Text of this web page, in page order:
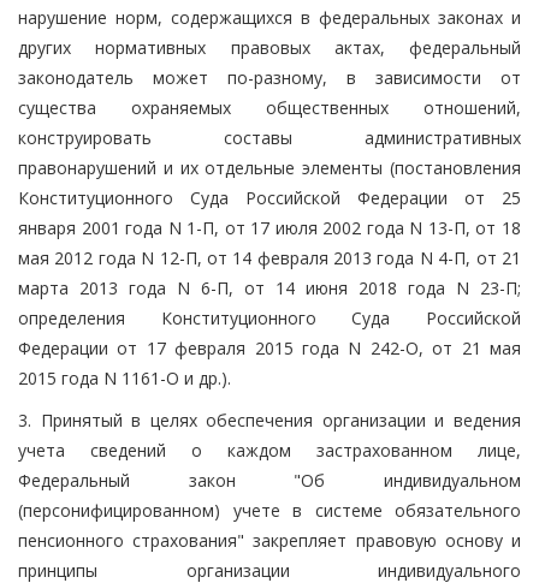
нарушение норм, содержащихся в федеральных законах и
других нормативных правовых актах, федеральный
законодатель может по-разному, в зависимости от
существа охраняемых общественных отношений,
конструировать составы административных
правонарушений и их отдельные элементы (постановления
Конституционного Суда Российской Федерации от 25
января 2001 года N 1-П, от 17 июля 2002 года N 13-П, от 18
мая 2012 года N 12-П, от 14 февраля 2013 года N 4-П, от 21
марта 2013 года N 6-П, от 14 июня 2018 года N 23-П;
определения Конституционного Суда Российской
Федерации от 17 февраля 2015 года N 242-О, от 21 мая
2015 года N 1161-О и др.).
3. Принятый в целях обеспечения организации и ведения
учета сведений о каждом застрахованном лице,
Федеральный закон "Об индивидуальном
(персонифицированном) учете в системе обязательного
пенсионного страхования" закрепляет правовую основу и
принципы организации индивидуального